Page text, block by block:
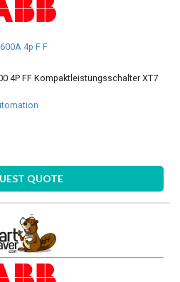
4p F F
4P FF Kompaktleistungsschalter XT7
QUOTE